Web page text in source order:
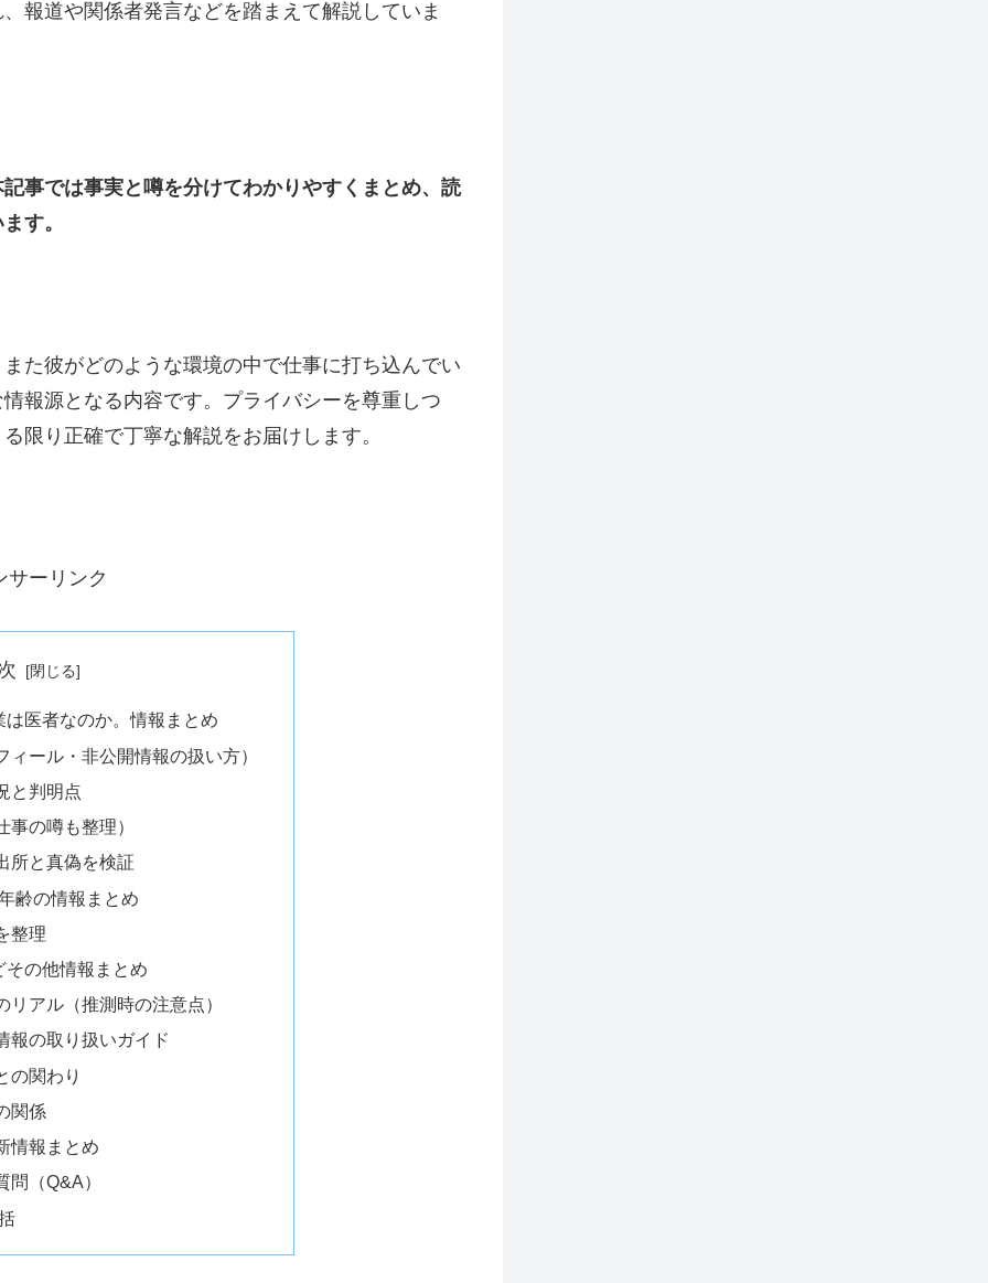
報道や関係者発言などを踏まえて解説していま
事では事実と噂を分けてわかりやすくまとめ、読
す。
た彼がどのような環境の中で仕事に打ち込んでい
報源となる内容です。プライバシーを尊重しつ
限り正確で丁寧な解説をお届けします。
サーリンク
医者なのか。情報まとめ
ール・非公開情報の扱い方）
と判明点
の噂も整理）
所と真偽を検証
齢の情報まとめ
整理
の他情報まとめ
アル（推測時の注意点）
報の取り扱いガイド
の関わり
関係
情報まとめ
（Q&A）